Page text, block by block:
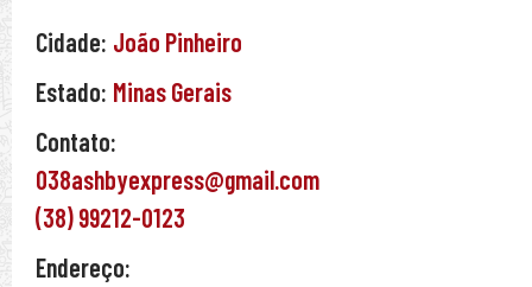
Cidade: João Pinheiro
Estado: Minas Gerais
Contato:
038ashbyexpress@gmail.com
(38) 99212-0123
Endereço: